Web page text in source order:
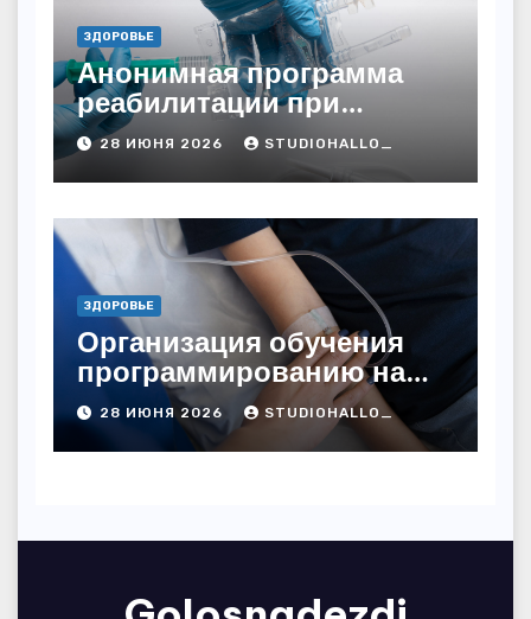
ЗДОРОВЬЕ
Анонимная программа
реабилитации при
алкогольной зависимости
с персональным
подходом и
лицензированными
врачами
28 ИЮНЯ 2026 STUDIOHALLO_
ЗДОРОВЬЕ
Организация обучения
программированию на
дому
28 ИЮНЯ 2026 STUDIOHALLO_